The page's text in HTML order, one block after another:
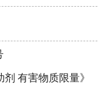
有害物质限量》